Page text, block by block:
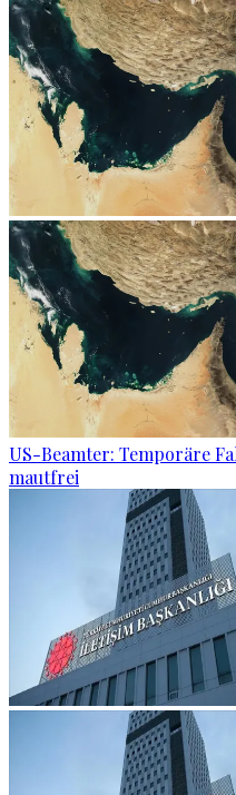
US-Beamter: Temporäre
mautfrei